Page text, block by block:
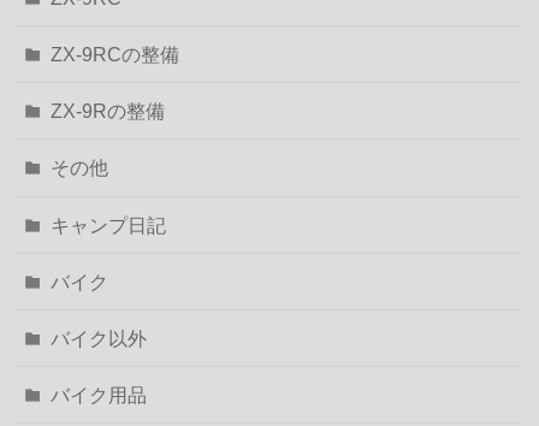
ZX-9RCの整備
ZX-9Rの整備
その他
キャンプ日記
バイク
バイク以外
バイク用品